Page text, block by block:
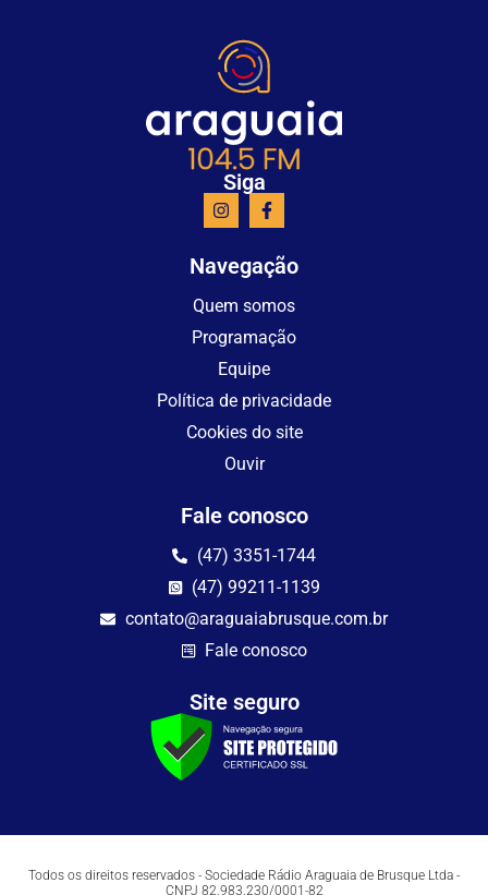
Siga
Navegação
Quem somos
Programação
Equipe
Política de privacidade
Cookies do site
Ouvir
Fale conosco
(47) 3351-1744
(47) 99211-1139
contato@araguaiabrusque.com.br
Fale conosco
Site seguro
Todos os direitos reservados - Sociedade Rádio Araguaia de Brusque Ltda -
CNPJ 82.983.230/0001-82